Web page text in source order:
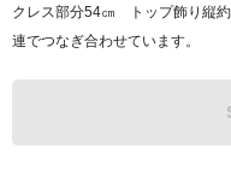
クレス部分54㎝ トップ飾り縦
連でつなぎ合わせています。